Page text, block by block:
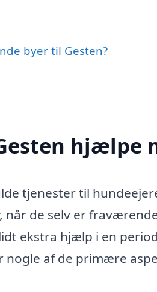
byer til Gesten?
hjælpe
tjenester til
de selv er
ekstra hjælp i en
nogle af de primære